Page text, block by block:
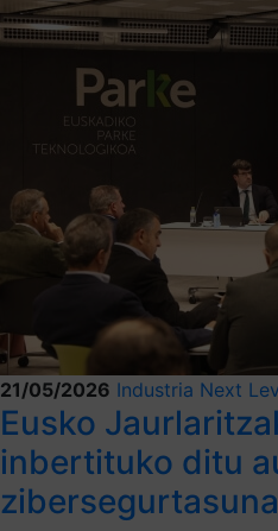
21/05/2026 Industria Next
Eusko
inbertituko ditu